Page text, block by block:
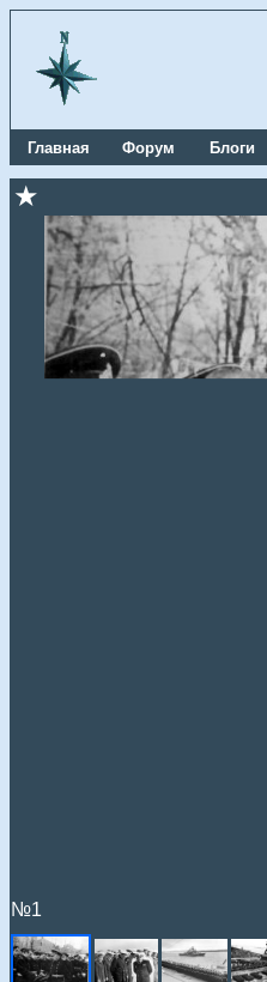
Главная Форум Блоги
★
№1